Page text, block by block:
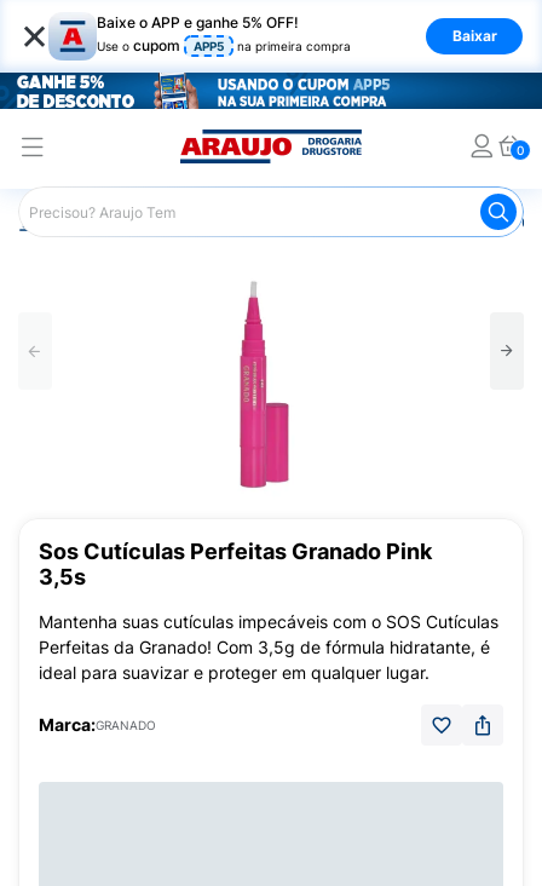
× Baixe o APP e ganhe 5% OFF!
Use o cupom APP5 na primeira compra
Baixar
0
Araujo Beleza e Cuidados Sos
Sos Cutículas Perfeitas Granado Pink
3,5s
Mantenha suas cutículas impecáveis com o SOS Cutículas
Perfeitas da Granado! Com 3,5g de fórmula hidratante, é
ideal para suavizar e proteger em qualquer lugar.
Marca:GRANADO